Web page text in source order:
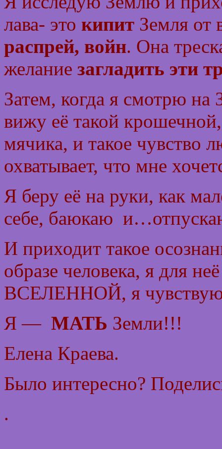
лава- это кипит Земля от
распрей, войн. Она
желание загладить эти
Затем, когда я смотрю
вижу её такой
мячика, и такое чувство
охватывает, что мне
Я беру её на руки, как
себе, баюкаю
И приходит такое
образе человека, я для
ВСЕЛЕННОЙ, я
Я — МАТЬ Земли!!!
Елена Краева.
Было интересно?
.